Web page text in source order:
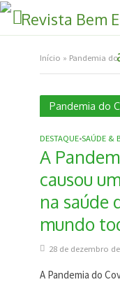
Início » Pandemia
Pandemia do
DESTAQUE•SAÚDE &
A
causou
na saúde
mundo
28 de dezembro
A Pandemia do